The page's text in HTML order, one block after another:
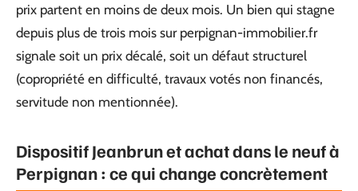
prix partent en moins de deux mois. Un bien qui stagne
depuis plus de trois mois sur perpignan-immobilier.fr
signale soit un prix décalé, soit un défaut structurel
(copropriété en difficulté, travaux votés non financés,
servitude non mentionnée).
Dispositif Jeanbrun et achat dans le neuf à
Perpignan : ce qui change concrètement